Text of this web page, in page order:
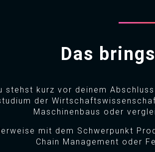
Das
stehst kurz vor deinem
der
Maschinenbaus oder
mit dem Schwerpunkt
Chain Management oder